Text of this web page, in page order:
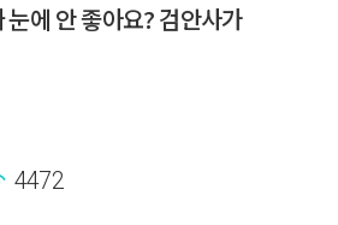
눈에 안 좋아요? 검안사가
4472